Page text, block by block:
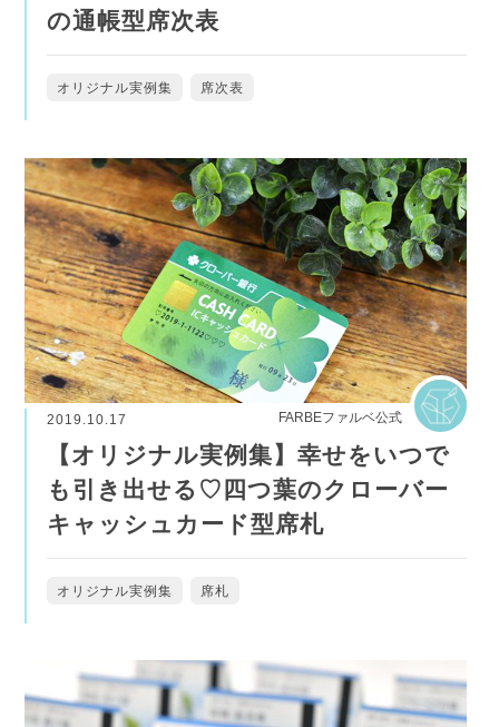
の通帳型席次表
オリジナル実例集 席次表
FARBEファルベ公式
2019.10.17
【オリジナル実例集】幸せをいつで
も引き出せる♡四つ葉のクローバー
キャッシュカード型席札
オリジナル実例集 席札